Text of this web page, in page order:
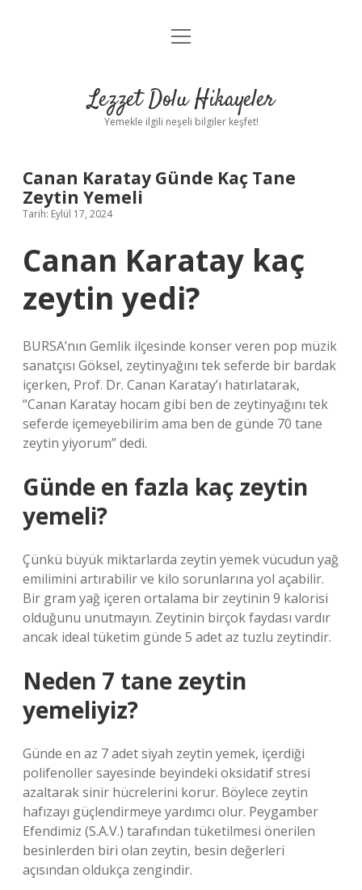
Anasayfa
Yasal Uyarı
menüyü
Lezzet Dolu Hikayeler
Yemekle ilgili neşeli bilgiler keşfet!
Canan Karatay Günde Kaç Tane
Zeytin Yemeli
Tarih: Eylül 17, 2024
Canan Karatay kaç
zeytin yedi?
BURSA’nın Gemlik ilçesinde konser veren pop müzik
sanatçısı Göksel, zeytinyağını tek seferde bir bardak
içerken, Prof. Dr. Canan Karatay’ı hatırlatarak,
“Canan Karatay hocam gibi ben de zeytinyağını tek
seferde içemeyebilirim ama ben de günde 70 tane
zeytin yiyorum” dedi.
Günde en fazla kaç zeytin
yemeli?
Çünkü büyük miktarlarda zeytin yemek vücudun yağ
emilimini artırabilir ve kilo sorunlarına yol açabilir.
Bir gram yağ içeren ortalama bir zeytinin 9 kalorisi
olduğunu unutmayın. Zeytinin birçok faydası vardır
ancak ideal tüketim günde 5 adet az tuzlu zeytindir.
Neden 7 tane zeytin
yemeliyiz?
Günde en az 7 adet siyah zeytin yemek, içerdiği
polifenoller sayesinde beyindeki oksidatif stresi
azaltarak sinir hücrelerini korur. Böylece zeytin
hafızayı güçlendirmeye yardımcı olur. Peygamber
Efendimiz (S.A.V.) tarafından tüketilmesi önerilen
besinlerden biri olan zeytin, besin değerleri
açısından oldukça zengindir.